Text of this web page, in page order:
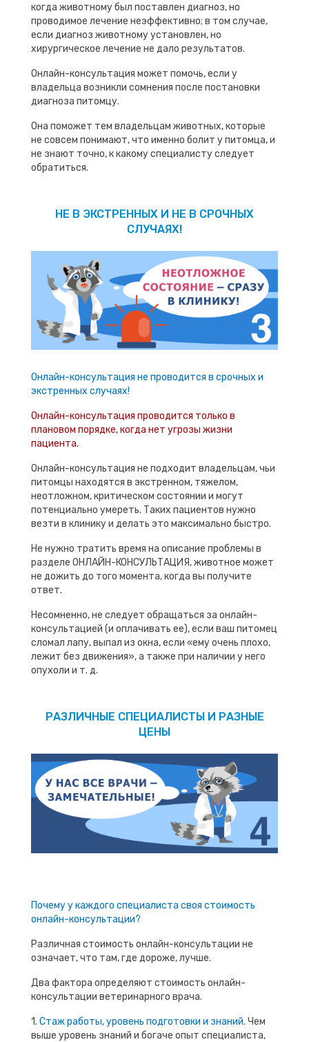
когда животному был поставлен диагноз, но
проводимое лечение неэффективно; в том случае,
если диагноз животному установлен, но
хирургическое лечение не дало результатов.
Онлайн-консультация может помочь, если у
владельца возникли сомнения после постановки
диагноза питомцу.
Она поможет тем владельцам животных, которые
не совсем понимают, что именно болит у питомца, и
не знают точно, к какому специалисту следует
обратиться.
НЕ В ЭКСТРЕННЫХ И НЕ В СРОЧНЫХ
СЛУЧАЯХ!
Онлайн-консультация не проводится в срочных и
экстренных случаях!
Онлайн-консультация проводится только в
плановом порядке, когда нет угрозы жизни
пациента.
Онлайн-консультация не подходит владельцам, чьи
питомцы находятся в экстренном, тяжелом,
неотложном, критическом состоянии и могут
потенциально умереть. Таких пациентов нужно
везти в клинику и делать это максимально быстро.
Не нужно тратить время на описание проблемы в
разделе ОНЛАЙН-КОНСУЛЬТАЦИЯ, животное может
не дожить до того момента, когда вы получите
ответ.
Несомненно, не следует обращаться за онлайн-
консультацией (и оплачивать ее), если ваш питомец
сломал лапу, выпал из окна, если «ему очень плохо,
лежит без движения», а также при наличии у него
опухоли и т. д.
РАЗЛИЧНЫЕ СПЕЦИАЛИСТЫ И РАЗНЫЕ
ЦЕНЫ
Почему у каждого специалиста своя стоимость
онлайн-консультации?
Различная стоимость онлайн-консультации не
означает, что там, где дороже, лучше.
Два фактора определяют стоимость онлайн-
консультации ветеринарного врача.
1. Стаж работы, уровень подготовки и знаний. Чем
выше уровень знаний и богаче опыт специалиста,